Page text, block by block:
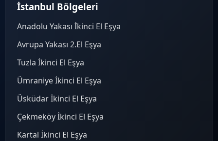
İstanbul Bölgeleri
Anadolu Yakası İkinci El Eşya
Avrupa Yakası 2.El Eşya
Tuzla İkinci El Eşya
Ümraniye İkinci El Eşya
Üsküdar İkinci El Eşya
Çekmeköy İkinci El Eşya
Kartal İkinci El Eşya